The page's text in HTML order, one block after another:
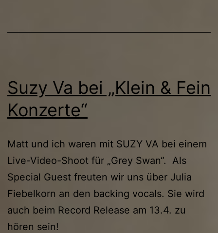
Suzy Va bei „Klein & Fein
Konzerte“
Matt und ich waren mit SUZY VA bei einem
Live-Video-Shoot für „Grey Swan“. Als
Special Guest freuten wir uns über Julia
Fiebelkorn an den backing vocals. Sie wird
auch beim Record Release am 13.4. zu
hören sein!